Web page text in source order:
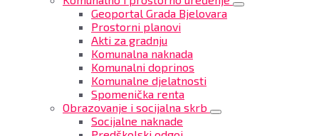
Geoportal Grada Bjelovara
Prostorni planovi
Akti za gradnju
Komunalna naknada
Komunalni doprinos
Komunalne djelatnosti
Spomenička renta
Obrazovanje i socijalna skrb
Socijalne naknade